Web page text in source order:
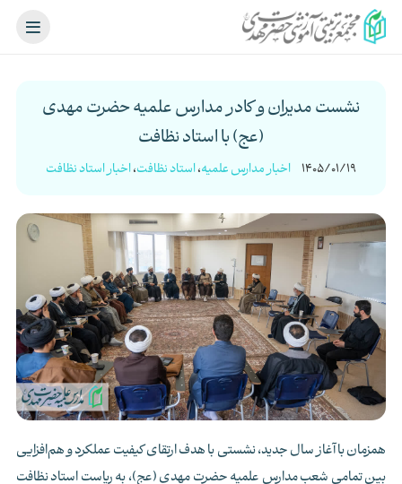
نشست مدیران و کادر مدارس علمیه حضرت مهدی
(عج) با استاد نظافت
1405/01/19 اخبار مدارس علمیه،استاد نظافت،اخبار استاد نظافت
همزمان با آغاز سال جدید، نشستی با هدف ارتقای کیفیت عملکرد و هم‌افزایی
بین تمامی شعب مدارس علمیه حضرت مهدی (عج)، به ریاست استاد نظافت